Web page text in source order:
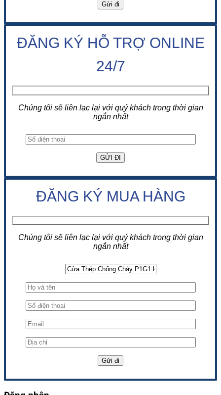
ĐĂNG KÝ HỖ TRỢ ONLINE
24/7
Chúng tôi sẽ liên lạc lại với quý khách trong thời gian
ngắn nhất
ĐĂNG KÝ MUA HÀNG
Chúng tôi sẽ liên lạc lại với quý khách trong thời gian
ngắn nhất